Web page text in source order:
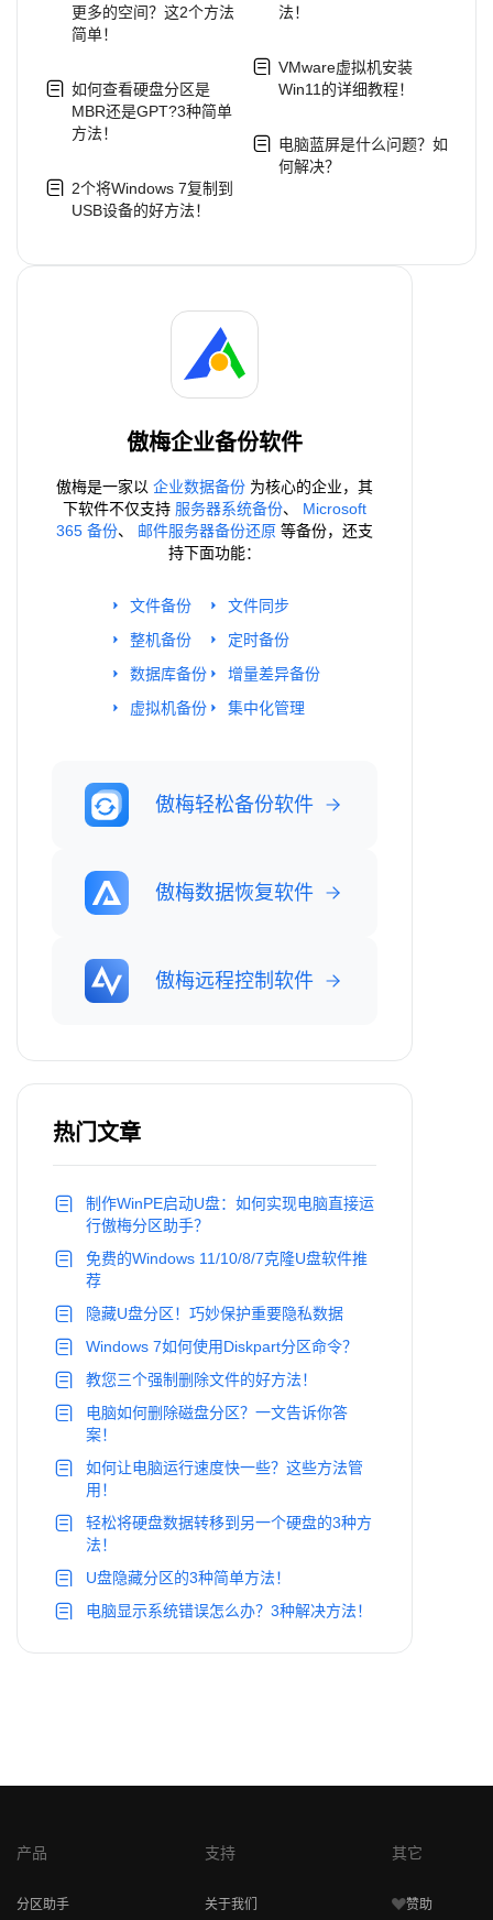
更多的空间？这2个方法
简单！
如何查看硬盘分区是
MBR还是GPT?3种简单
方法！
2个将Windows 7复制到
USB设备的好方法！
法！
VMware虚拟机安装
Win11的详细教程！
电脑蓝屏是什么问题？如
何解决？
傲梅企业备份软件
傲梅是一家以 企业数据备份 为核心的企业，其
下软件不仅支持 服务器系统备份、 Microsoft
365 备份、 邮件服务器备份还原 等备份，还支
持下面功能：
文件备份
整机备份
数据库备份
虚拟机备份
文件同步
定时备份
增量差异备份
集中化管理
傲梅轻松备份软件
傲梅数据恢复软件
傲梅远程控制软件
热门文章
制作WinPE启动U盘：如何实现电脑直接运
行傲梅分区助手？
免费的Windows 11/10/8/7克隆U盘软件推
荐
隐藏U盘分区！巧妙保护重要隐私数据
Windows 7如何使用Diskpart分区命令？
教您三个强制删除文件的好方法！
电脑如何删除磁盘分区？一文告诉你答
案！
如何让电脑运行速度快一些？这些方法管
用！
轻松将硬盘数据转移到另一个硬盘的3种方
法！
U盘隐藏分区的3种简单方法！
电脑显示系统错误怎么办？3种解决方法！
产品
分区助手
支持
关于我们
其它
赞助